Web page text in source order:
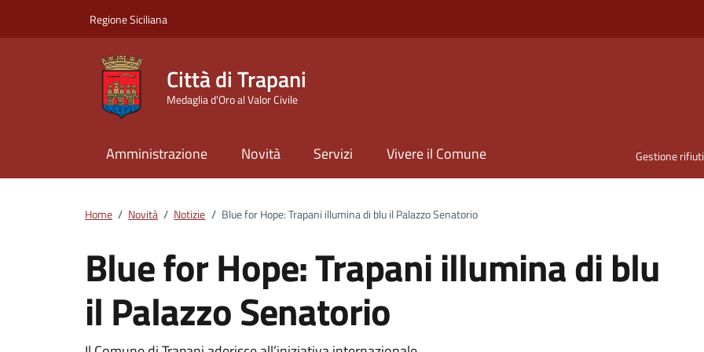
Regione Siciliana
Città di Trapani
Medaglia d'Oro al Valor Civile
Amministrazione Novità Servizi Vivere il Comune Gestione rifiuti
Home / Novità / Notizie / Blue for Hope: Trapani illumina di blu il Palazzo Senatorio
Blue for Hope: Trapani illumina di blu
il Palazzo Senatorio